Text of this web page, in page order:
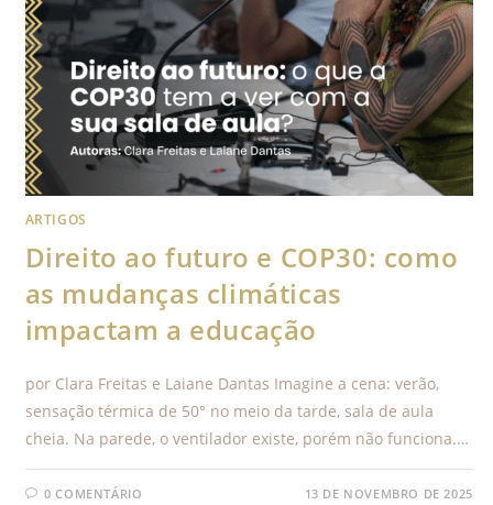
ARTIGOS
Direito ao futuro e COP30: como
as mudanças climáticas
impactam a educação
por Clara Freitas e Laiane Dantas Imagine a cena: verão,
sensação térmica de 50° no meio da tarde, sala de aula
cheia. Na parede, o ventilador existe, porém não funciona.…
0 COMENTÁRIO 13 DE NOVEMBRO DE 2025